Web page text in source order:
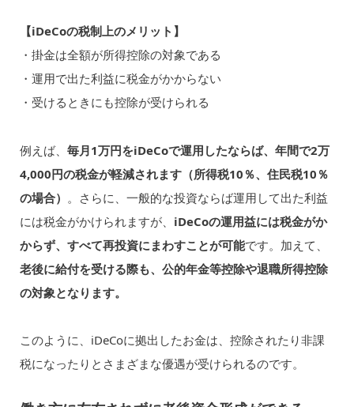
【iDeCoの税制上のメリット】
・掛金は全額が所得控除の対象である
・運用で出た利益に税金がかからない
・受けるときにも控除が受けられる
例えば、 毎月1万円をiDeCoで運用したならば、年間で2万
4,000円の税金が軽減されます（所得税10％、住民税10％
の場合） 。さらに、一般的な投資ならば運用して出た利益
には税金がかけられますが、 iDeCoの運用益には税金がか
からず、すべて再投資にまわすことが可能です。加えて、
老後に給付を受ける際も、公的年金等控除や退職所得控除
の対象となります。
このように、iDeCoに拠出したお金は、控除されたり非課
税になったりとさまざまな優遇が受けられるのです。